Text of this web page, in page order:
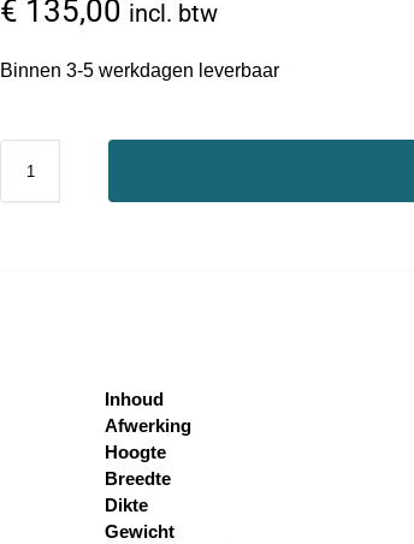
€ 135,00 incl. btw
Binnen 3-5 werkdagen leverbaar
Inhoud
Afwerking
Hoogte
Breedte
Dikte
Gewicht